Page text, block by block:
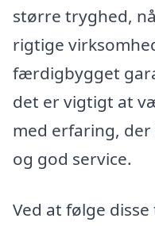
større tryghed,
rigtige
færdigbygget
det er vigtigt at
med erfaring,
og god service.
Ved at følge